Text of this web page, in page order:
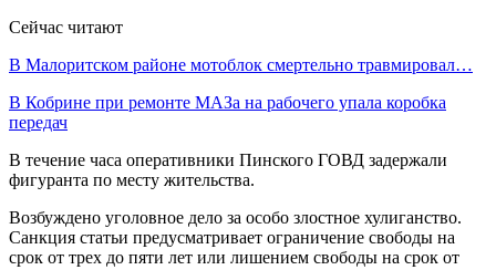
Сейчас читают
В Малоритском районе мотоблок смертельно травмировал…
В Кобрине при ремонте МАЗа на рабочего упала коробка
передач
В течение часа оперативники Пинского ГОВД задержали
фигуранта по месту жительства.
Возбуждено уголовное дело за особо злостное хулиганство.
Санкция статьи предусматривает ограничение свободы на
срок от трех до пяти лет или лишением свободы на срок от